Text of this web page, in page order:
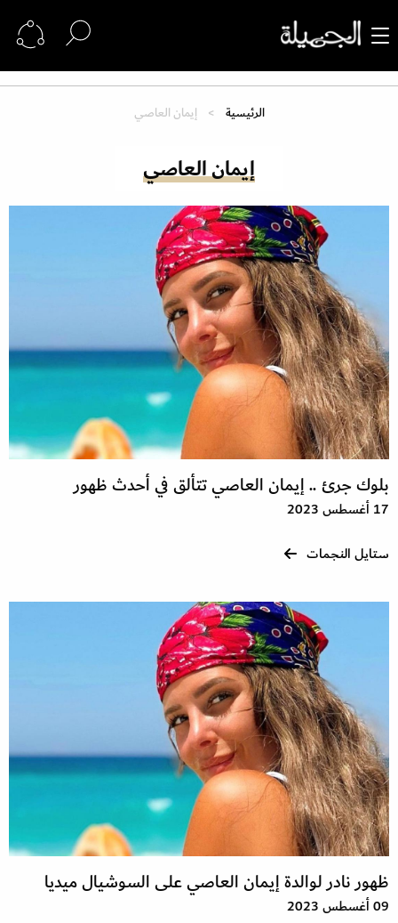
الرئيسية إيمان العاصي
إيمان العاصي
بلوك جرئ .. إيمان العاصي تتألق في أحدث ظهور
17 أغسطس 2023
ستايل النجمات
ظهور نادر لوالدة إيمان العاصي على السوشيال ميديا
09 أغسطس 2023